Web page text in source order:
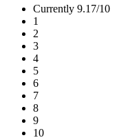
Currently 9.17/10
1
2
3
4
5
6
7
8
9
10